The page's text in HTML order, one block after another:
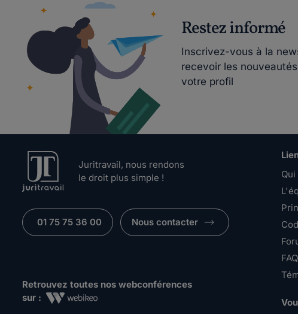
Restez informé
Inscrivez-vous à la
recevoir les
votre profil
Juritravail, nous rendons
le droit plus simple !
01 75 75 36 00 Nous contacter
Retrouvez toutes nos webconférences
sur :
FAQ